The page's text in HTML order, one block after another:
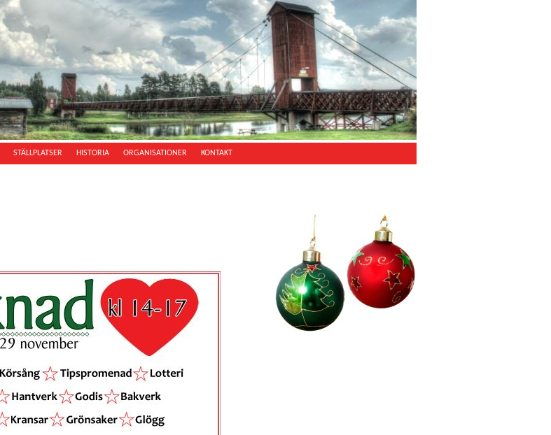
STÄLLPLATSER HISTORIA ORGANISATIONER KONTAKT